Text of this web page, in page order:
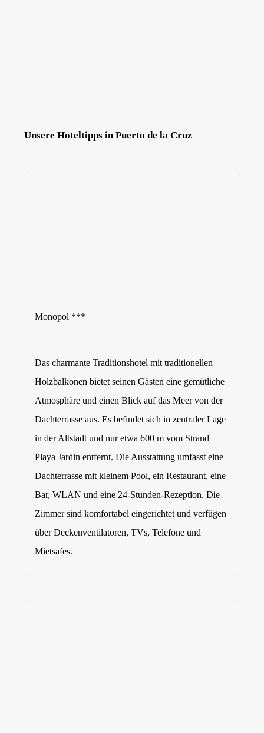
Unsere Hoteltipps in Puerto de la Cruz
Monopol ***
Das charmante Traditionshotel mit traditionellen
Holzbalkonen bietet seinen Gästen eine gemütliche
Atmosphäre und einen Blick auf das Meer von der
Dachterrasse aus. Es befindet sich in zentraler Lage
in der Altstadt und nur etwa 600 m vom Strand
Playa Jardin entfernt. Die Ausstattung umfasst eine
Dachterrasse mit kleinem Pool, ein Restaurant, eine
Bar, WLAN und eine 24-Stunden-Rezeption. Die
Zimmer sind komfortabel eingerichtet und verfügen
über Deckenventilatoren, TVs, Telefone und
Mietsafes.